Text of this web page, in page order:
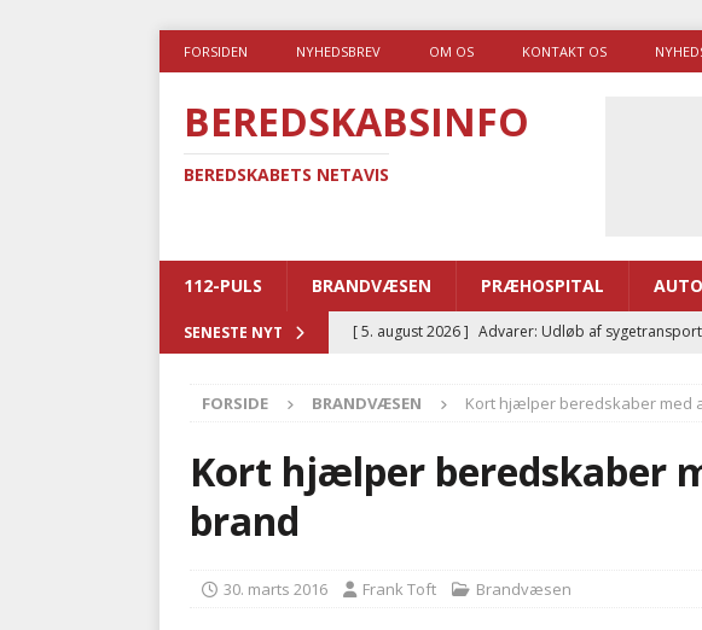
FORSIDEN NYHEDSBREV OM OS KONTAKT OS
BEREDSKABSINFO
BEREDSKABETS NETAVIS
112-PULS BRANDVÆSEN PRÆHOSPITAL
SENESTE NYT [ 5. august 2026 ] Advarer: Udløb af
[ 5. august 2026 ] Ny ambulance og el-
[ 4. august 2026 ]
Brandvæsenerne brugte lidt
BRANDVÆSEN
POLITI
FORSIDE BRANDVÆSEN Kort hjælper beredskaber med
Kort hjælper beredskaber
brand
30. marts 2016 Frank Toft Brandvæsen